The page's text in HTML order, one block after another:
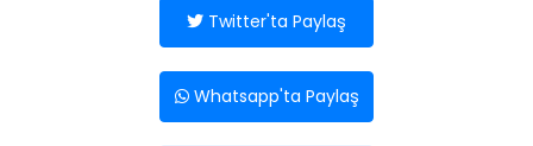
Twitter'ta Paylaş
Whatsapp'ta Paylaş